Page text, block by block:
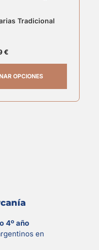
Tradicional
€
OPCIONES
4º año
en